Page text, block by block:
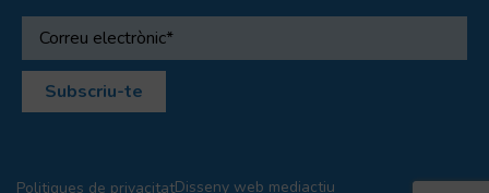
Politiques de privacitatDisseny web mediactiu